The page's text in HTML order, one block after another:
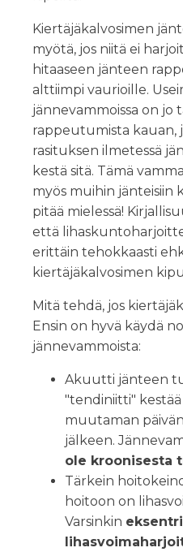
Kiertäjäkalvosimen
myötä, jos niitä ei
hitaaseen jänteen
alttiimpi vaurioille.
jännevammoissa on
rappeutumista kauan,
rasituksen ilmetessä
kestä sitä. Tämä
myös muihin jänteisiin
pitää mielessä!
että
erittäin tehokkaasti
kiertäjäkalvosimen
Mitä tehdä, jos
Ensin on hyvä käydä
jännevammoista:
Akuutti jänteen
"tendiniitti" kestää
muutaman
jälkeen.
ole kroonisesta
Tärkein
hoitoon on
Varsinkin